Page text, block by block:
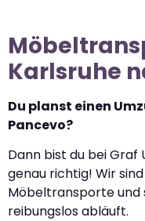
Karlsruhe
Du planst einen
Pancevo?
Dann bist du bei Graf
genau richtig! Wir
Möbeltransporte und
reibungslos abläuft.